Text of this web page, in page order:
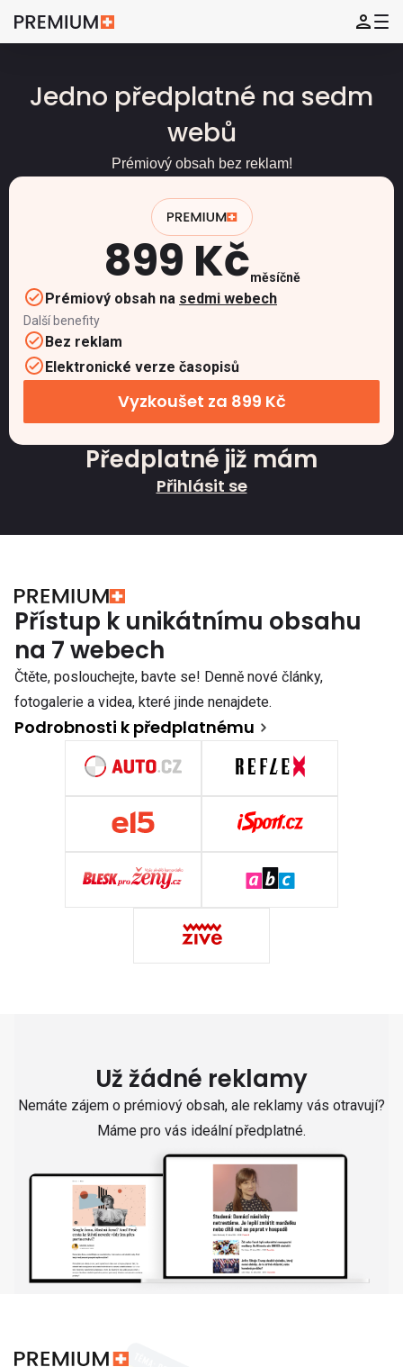
Jedno předplatné na sedm
webů
Prémiový obsah bez reklam!
899 Kčměsíčně
Prémiový obsah na sedmi webech
Další benefity
Bez reklam
Elektronické verze časopisů
Vyzkoušet za 899 Kč
Předplatné již mám
Přihlásit se
Přístup k unikátnímu obsahu
na 7 webech
Čtěte, poslouchejte, bavte se! Denně nové články,
fotogalerie a videa, které jinde nenajdete.
Podrobnosti k předplatnému
Už žádné reklamy
Nemáte zájem o prémiový obsah, ale reklamy vás otravují?
Máme pro vás ideální předplatné.